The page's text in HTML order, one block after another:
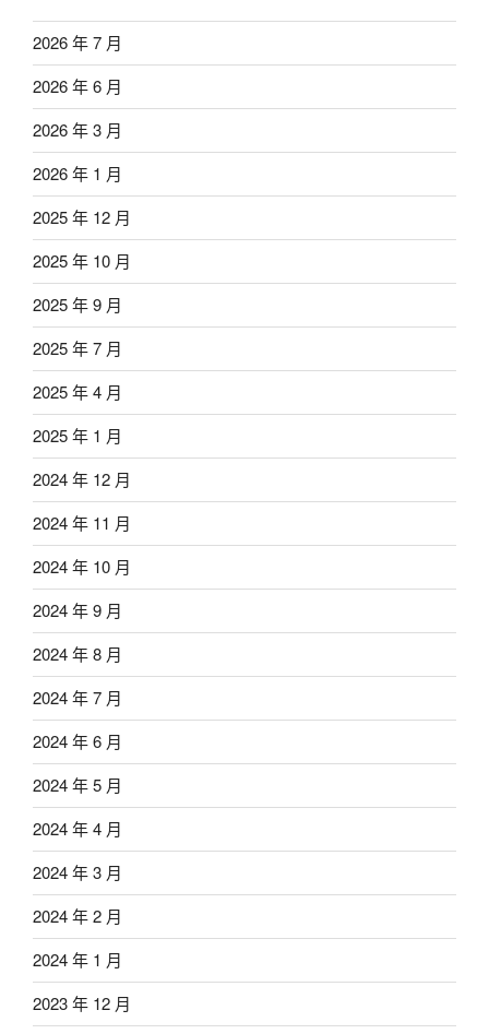
2026 年 7 月
2026 年 6 月
2026 年 3 月
2026 年 1 月
2025 年 12 月
2025 年 10 月
2025 年 9 月
2025 年 7 月
2025 年 4 月
2025 年 1 月
2024 年 12 月
2024 年 11 月
2024 年 10 月
2024 年 9 月
2024 年 8 月
2024 年 7 月
2024 年 6 月
2024 年 5 月
2024 年 4 月
2024 年 3 月
2024 年 2 月
2024 年 1 月
2023 年 12 月